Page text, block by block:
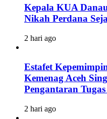
Kepala KUA
Nikah Perdana
2 hari ago
Estafet
Kemenag Aceh
Pengantaran
2 hari ago